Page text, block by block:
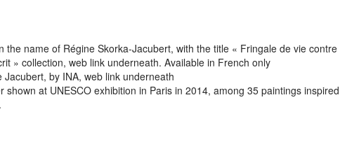
the name of Régine Skorka-Jacubert, with the title « Fringale de vie contre
» collection, web link underneath. Available in French only
by INA, web link underneath
at UNESCO exhibition in Paris in 2014, among 35 paintings inspired